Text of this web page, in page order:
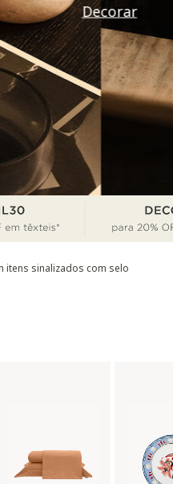
itens sinalizados com selo